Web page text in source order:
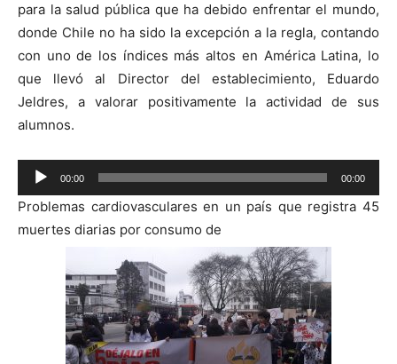
para la salud pública que ha debido enfrentar el mundo,
donde Chile no ha sido la excepción a la regla, contando
con uno de los índices más altos en América Latina, lo
que llevó al Director del establecimiento, Eduardo
Jeldres, a valorar positivamente la actividad de sus
alumnos.
Reproductor
de
audio
00:00 00:00
Problemas cardiovasculares en un país que registra 45
muertes diarias por consumo de